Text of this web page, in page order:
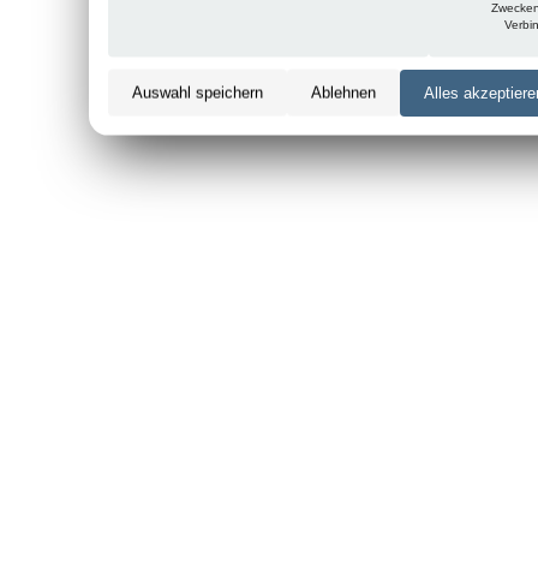
Auswahl speichern Ablehnen Alles